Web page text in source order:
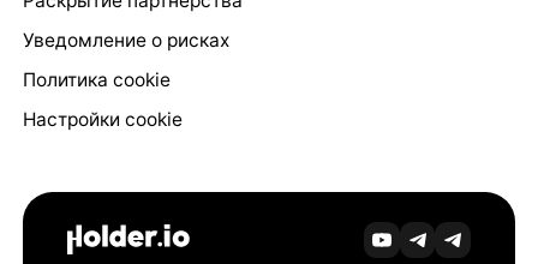
Уведомление о рисках
Политика cookie
Настройки cookie